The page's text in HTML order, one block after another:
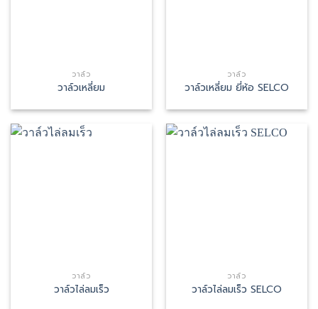
วาล์ว
วาล์วเหลี่ยม
วาล์ว
วาล์วเหลี่ยม ยี่ห้อ SELCO
วาล์ว
วาล์วไล่ลมเร็ว
วาล์ว
วาล์วไล่ลมเร็ว SELCO